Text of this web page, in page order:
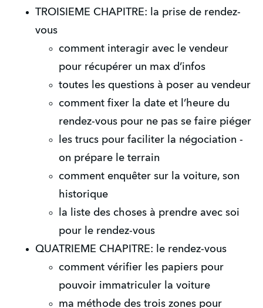
TROISIEME CHAPITRE: la prise de rendez-
vous
comment interagir avec le vendeur
pour récupérer un max d’infos
toutes les questions à poser au vendeur
comment fixer la date et l’heure du
rendez-vous pour ne pas se faire piéger
les trucs pour faciliter la négociation -
on prépare le terrain
comment enquêter sur la voiture, son
historique
la liste des choses à prendre avec soi
pour le rendez-vous
QUATRIEME CHAPITRE: le rendez-vous
comment vérifier les papiers pour
pouvoir immatriculer la voiture
ma méthode des trois zones pour